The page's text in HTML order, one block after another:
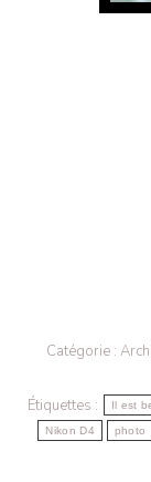
Catégorie :
Étiquettes :
Il est
Nikon D4 photo